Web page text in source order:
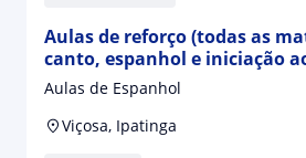
Aulas de reforço (todas as
canto, espanhol e iniciação
Aulas de Espanhol
Viçosa, Ipatinga